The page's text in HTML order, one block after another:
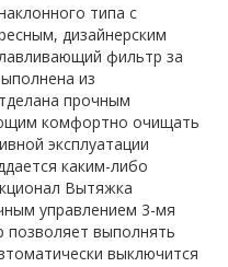
типа с
дизайнерским
фильтр за
из
прочным
комфортно очищать
эксплуатации
каким-либо
Вытяжка
управлением 3-мя
позволяет выполнять
выключится